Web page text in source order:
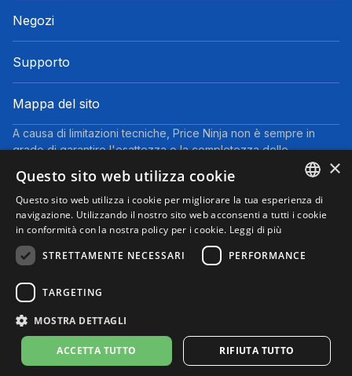
Negozi
Supporto
Mappa del sito
A causa di limitazioni tecniche, Price Ninja non è sempre in
grado di garantire l'esattezza o la completezza delle
informazioni fornite dai negozi. Pertanto, a causa della natura
delle attività di Price Ninja, in caso di divergenze tra le
informazioni visualizzate su Price Ninja e quelle presenti sul
sito web del negozio, faranno fede queste ultime. I prezzi
indicati includono tutte le tasse, ad eccezione dei veicoli nuovi
(prezzi IVA inclusa, escluse spese di spedizione).
Questo sito partecipa al Programma Partner di eBay. Potremmo
ricevere una commissione per gli acquisti idonei effettuati
tramite i link presenti su questa pagina.
© 2025 Performyze - P.IVA 06681730484
Condizioni d'uso Preferenze cookie
ENGLISH
×
Questo sito web utilizza cookie
Questo sito web utilizza i cookie per migliorare la tua esperienza di
navigazione. Utilizzando il nostro sito web acconsenti a tutti i cookie
in conformità con la nostra policy per i cookie. Leggi di più
STRETTAMENTE NECESSARI
PERFORMANCE
TARGETING
MOSTRA DETTAGLI
ACCETTA TUTTO RIFIUTA TUTTO